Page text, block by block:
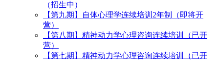
（招生中）
【第九期】自体心理学连续培训2年制（即将开
营）
【第八期】精神动力学心理咨询连续培训（已开
营）
【第七期】精神动力学心理咨询连续培训（已开